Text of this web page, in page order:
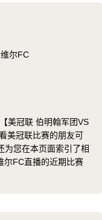
尔FC
美冠联 伯明翰军团VS
美冠联比赛的朋友可
为您在本页面索引了相
尔FC直播的近期比赛